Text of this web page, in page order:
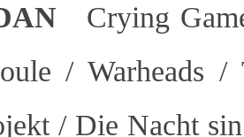
Crying
/ Warheads
/ Die Nacht